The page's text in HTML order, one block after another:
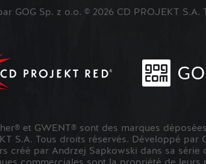
GOG Sp. z o.o. © 2026 CD PROJEKT S.A.
et GWENT® sont des marques
S.A. Tous droits réservés. Développé par
créé par Andrzej Sapkowski dans sa série